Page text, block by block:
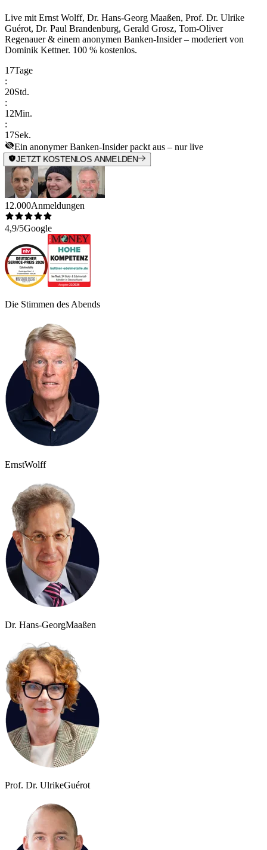
Live mit Ernst Wolff, Dr. Hans-Georg Maaßen, Prof. Dr. Ulrike
Guérot, Dr. Paul Brandenburg, Gerald Grosz, Tom-Oliver
Regenauer & einem anonymen Banken-Insider– moderiert von
Dominik Kettner. 100 % kostenlos.
17Tage
:
20Std.
:
12Min.
:
17Sek.
Ein anonymer Banken-Insider packt aus – nur live
JETZT KOSTENLOS ANMELDEN
12.000Anmeldungen
4,9/5Google
Die Stimmen des Abends
ErnstWolff
Dr. Hans-GeorgMaaßen
Prof. Dr. UlrikeGuérot